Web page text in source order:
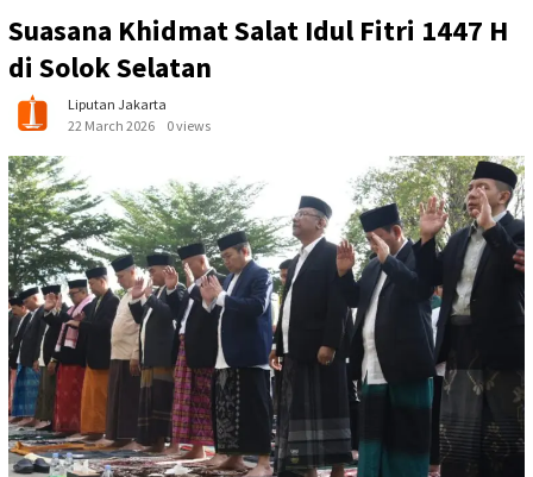
Suasana Khidmat Salat Idul Fitri 1447 H
di Solok Selatan
Liputan Jakarta
22 March 2026
0 views